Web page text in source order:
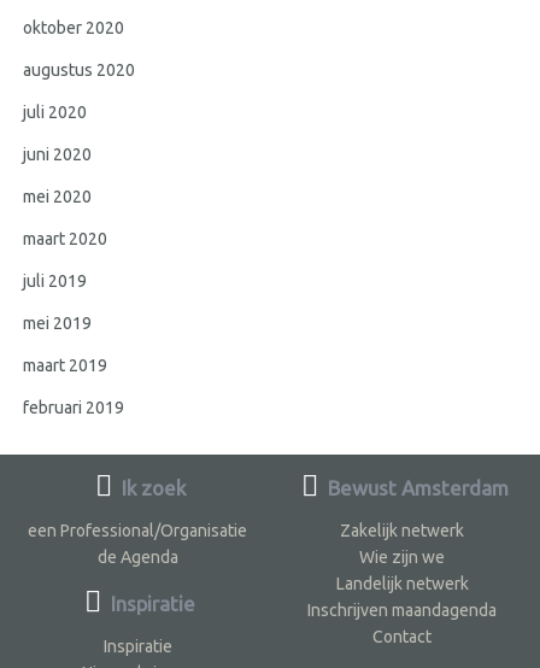
oktober 2020
augustus 2020
juli 2020
juni 2020
mei 2020
maart 2020
juli 2019
mei 2019
maart 2019
februari 2019
Ik zoek
een Professional/Organisatie
de Agenda
Inspiratie
Inspiratie
Bewust Amsterdam
Zakelijk netwerk
Wie zijn we
Landelijk netwerk
Inschrijven maandagenda
Contact